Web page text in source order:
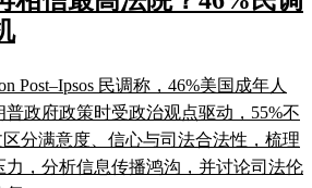
Post–Ipsos 民调称，46%美国成年人
政府政策时受政治观点驱动，55%不
分满意度、信心与司法合法性，梳理
，分析信息传播鸿沟，并讨论司法伦